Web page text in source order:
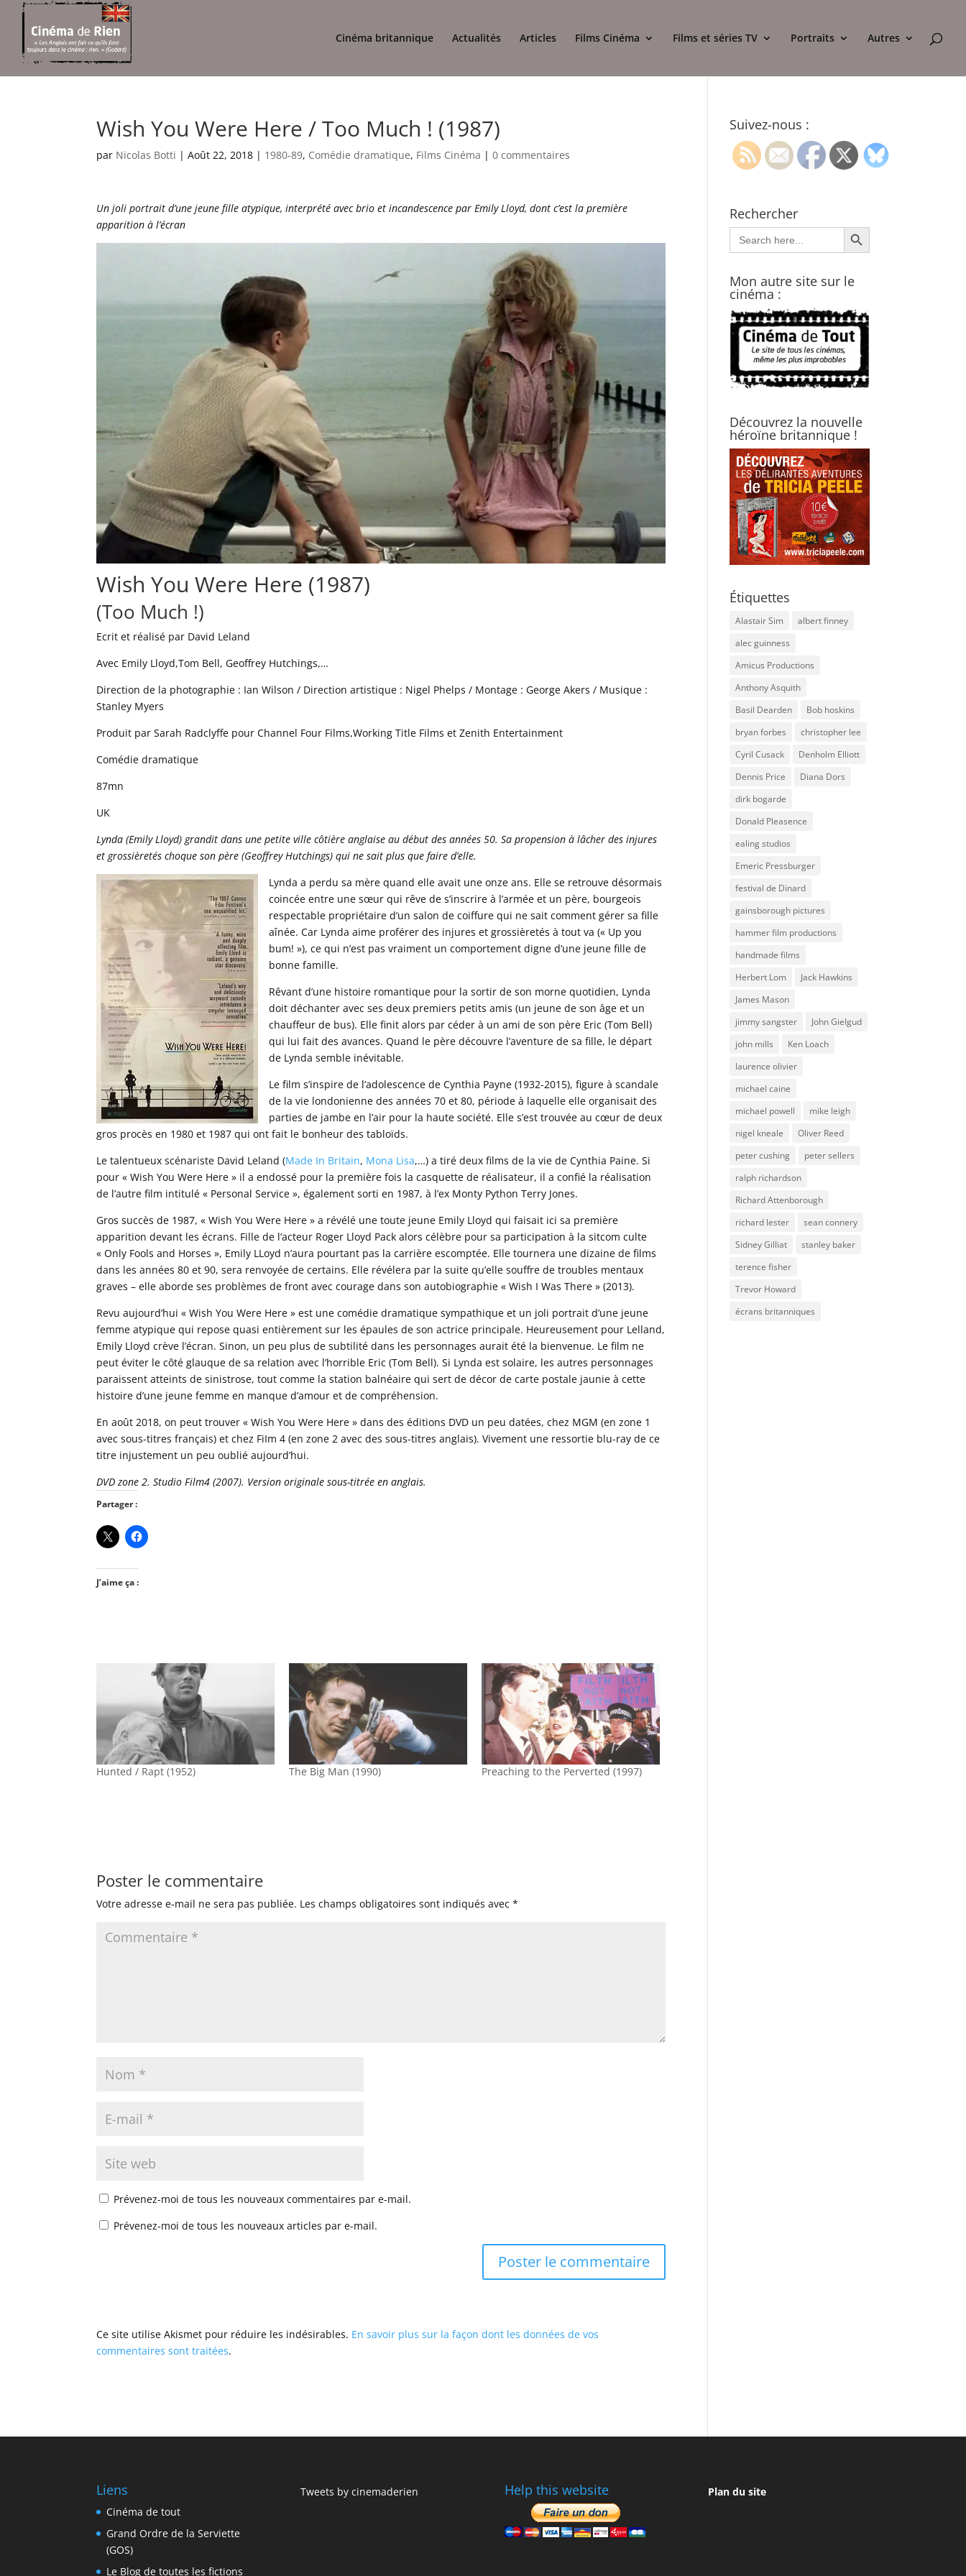
Cinéma britannique Actualités Articles Films Cinéma Films et séries TV Portraits Autres
Wish You Were Here / Too Much ! (1987)
par Nicolas Botti |Août 22, 2018 | 1980-89, Comédie dramatique, Films Cinéma |0 commentaires
Un joli portrait d’une jeune fille atypique, interprété avec brio et incandescence par Emily Lloyd, dont c’est la première
apparition à l’écran
Wish You Were Here (1987)
(Too Much !)
Ecrit et réalisé par David Leland
Avec Emily Lloyd,Tom Bell, Geoffrey Hutchings,…
Direction de la photographie : Ian Wilson / Direction artistique : Nigel Phelps / Montage : George Akers / Musique :
Stanley Myers
Produit par Sarah Radclyffe pour Channel Four Films,Working Title Films et Zenith Entertainment
Comédie dramatique
87mn
UK
Lynda (Emily Lloyd) grandit dans une petite ville côtière anglaise au début des années 50. Sa propension à lâcher des injures
et grossièretés choque son père (Geoffrey Hutchings) qui ne sait plus que faire d’elle.
Lynda a perdu sa mère quand elle avait une onze ans. Elle se retrouve désormais
coincée entre une sœur qui rêve de s’inscrire à l’armée et un père, bourgeois
respectable propriétaire d’un salon de coiffure qui ne sait comment gérer sa fille
aînée. Car Lynda aime proférer des injures et grossièretés à tout va (« Up you
bum! »), ce qui n’est pas vraiment un comportement digne d’une jeune fille de
bonne famille.
Rêvant d’une histoire romantique pour la sortir de son morne quotidien, Lynda
doit déchanter avec ses deux premiers petits amis (un jeune de son âge et un
chauffeur de bus). Elle finit alors par céder à un ami de son père Eric (Tom Bell)
qui lui fait des avances. Quand le père découvre l’aventure de sa fille, le départ
de Lynda semble inévitable.
Le film s’inspire de l’adolescence de Cynthia Payne (1932-2015), figure à scandale
de la vie londonienne des années 70 et 80, période à laquelle elle organisait des
parties de jambe en l’air pour la haute société. Elle s’est trouvée au cœur de deux
gros procès en 1980 et 1987 qui ont fait le bonheur des tabloïds.
Le talentueux scénariste David Leland (Made In Britain, Mona Lisa,…) a tiré deux films de la vie de Cynthia Paine. Si
pour « Wish You Were Here » il a endossé pour la première fois la casquette de réalisateur, il a confié la réalisation
de l’autre film intitulé « Personal Service », également sorti en 1987, à l’ex Monty Python Terry Jones.
Gros succès de 1987, « Wish You Were Here » a révélé une toute jeune Emily Lloyd qui faisait ici sa première
apparition devant les écrans. Fille de l’acteur Roger Lloyd Pack alors célèbre pour sa participation à la sitcom culte
« Only Fools and Horses », Emily LLoyd n’aura pourtant pas la carrière escomptée. Elle tournera une dizaine de films
dans les années 80 et 90, sera renvoyée de certains. Elle révélera par la suite qu’elle souffre de troubles mentaux
graves – elle aborde ses problèmes de front avec courage dans son autobiographie « Wish I Was There » (2013).
Revu aujourd’hui « Wish You Were Here » est une comédie dramatique sympathique et un joli portrait d’une jeune
femme atypique qui repose quasi entièrement sur les épaules de son actrice principale. Heureusement pour Lelland,
Emily Lloyd crève l’écran. Sinon, un peu plus de subtilité dans les personnages aurait été la bienvenue. Le film ne
peut éviter le côté glauque de sa relation avec l’horrible Eric (Tom Bell). Si Lynda est solaire, les autres personnages
paraissent atteints de sinistrose, tout comme la station balnéaire qui sert de décor de carte postale jaunie à cette
histoire d’une jeune femme en manque d’amour et de compréhension.
En août 2018, on peut trouver « Wish You Were Here » dans des éditions DVD un peu datées, chez MGM (en zone 1
avec sous-titres français) et chez FiIm 4 (en zone 2 avec des sous-titres anglais). Vivement une ressortie blu-ray de ce
titre injustement un peu oublié aujourd’hui.
DVD zone 2. Studio Film4 (2007). Version originale sous-titrée en anglais.
Partager :
J’aime ça :
Hunted / Rapt (1952) The Big Man (1990) Preaching to the Perverted (1997)
Poster le commentaire
Votre adresse e-mail ne sera pas publiée. Les champs obligatoires sont indiqués avec*
Prévenez-moi de tous les nouveaux commentaires par e-mail.
Prévenez-moi de tous les nouveaux articles par e-mail.
Ce site utilise Akismet pour réduire les indésirables. En savoir plus sur la façon dont les données de vos
commentaires sont traitées.
Suivez-nous :
Rechercher
Search
for:
Search Button
Mon autre site sur le
cinéma :
Découvrez la nouvelle
héroïne britannique !
Étiquettes
Alastair Sim
albert finney
alec guinness
Amicus Productions
Anthony Asquith
Basil Dearden
Bob hoskins
bryan forbes
christopher lee
Cyril Cusack
Denholm Elliott
Dennis Price
Diana Dors
dirk bogarde
Donald Pleasence
ealing studios
Emeric Pressburger
festival de Dinard
gainsborough pictures
hammer film productions
handmade films
Herbert Lom
Jack Hawkins
James Mason
jimmy sangster
John Gielgud
john mills
Ken Loach
laurence olivier
michael caine
michael powell
mike leigh
nigel kneale
Oliver Reed
peter cushing
peter sellers
ralph richardson
Richard Attenborough
richard lester
sean connery
Sidney Gilliat
stanley baker
terence fisher
Trevor Howard
écrans britanniques
Liens
Cinéma de tout
Grand Ordre de la Serviette
(GOS)
Le Blog de toutes les fictions
Tweets by cinemaderien Help this website Plan du site